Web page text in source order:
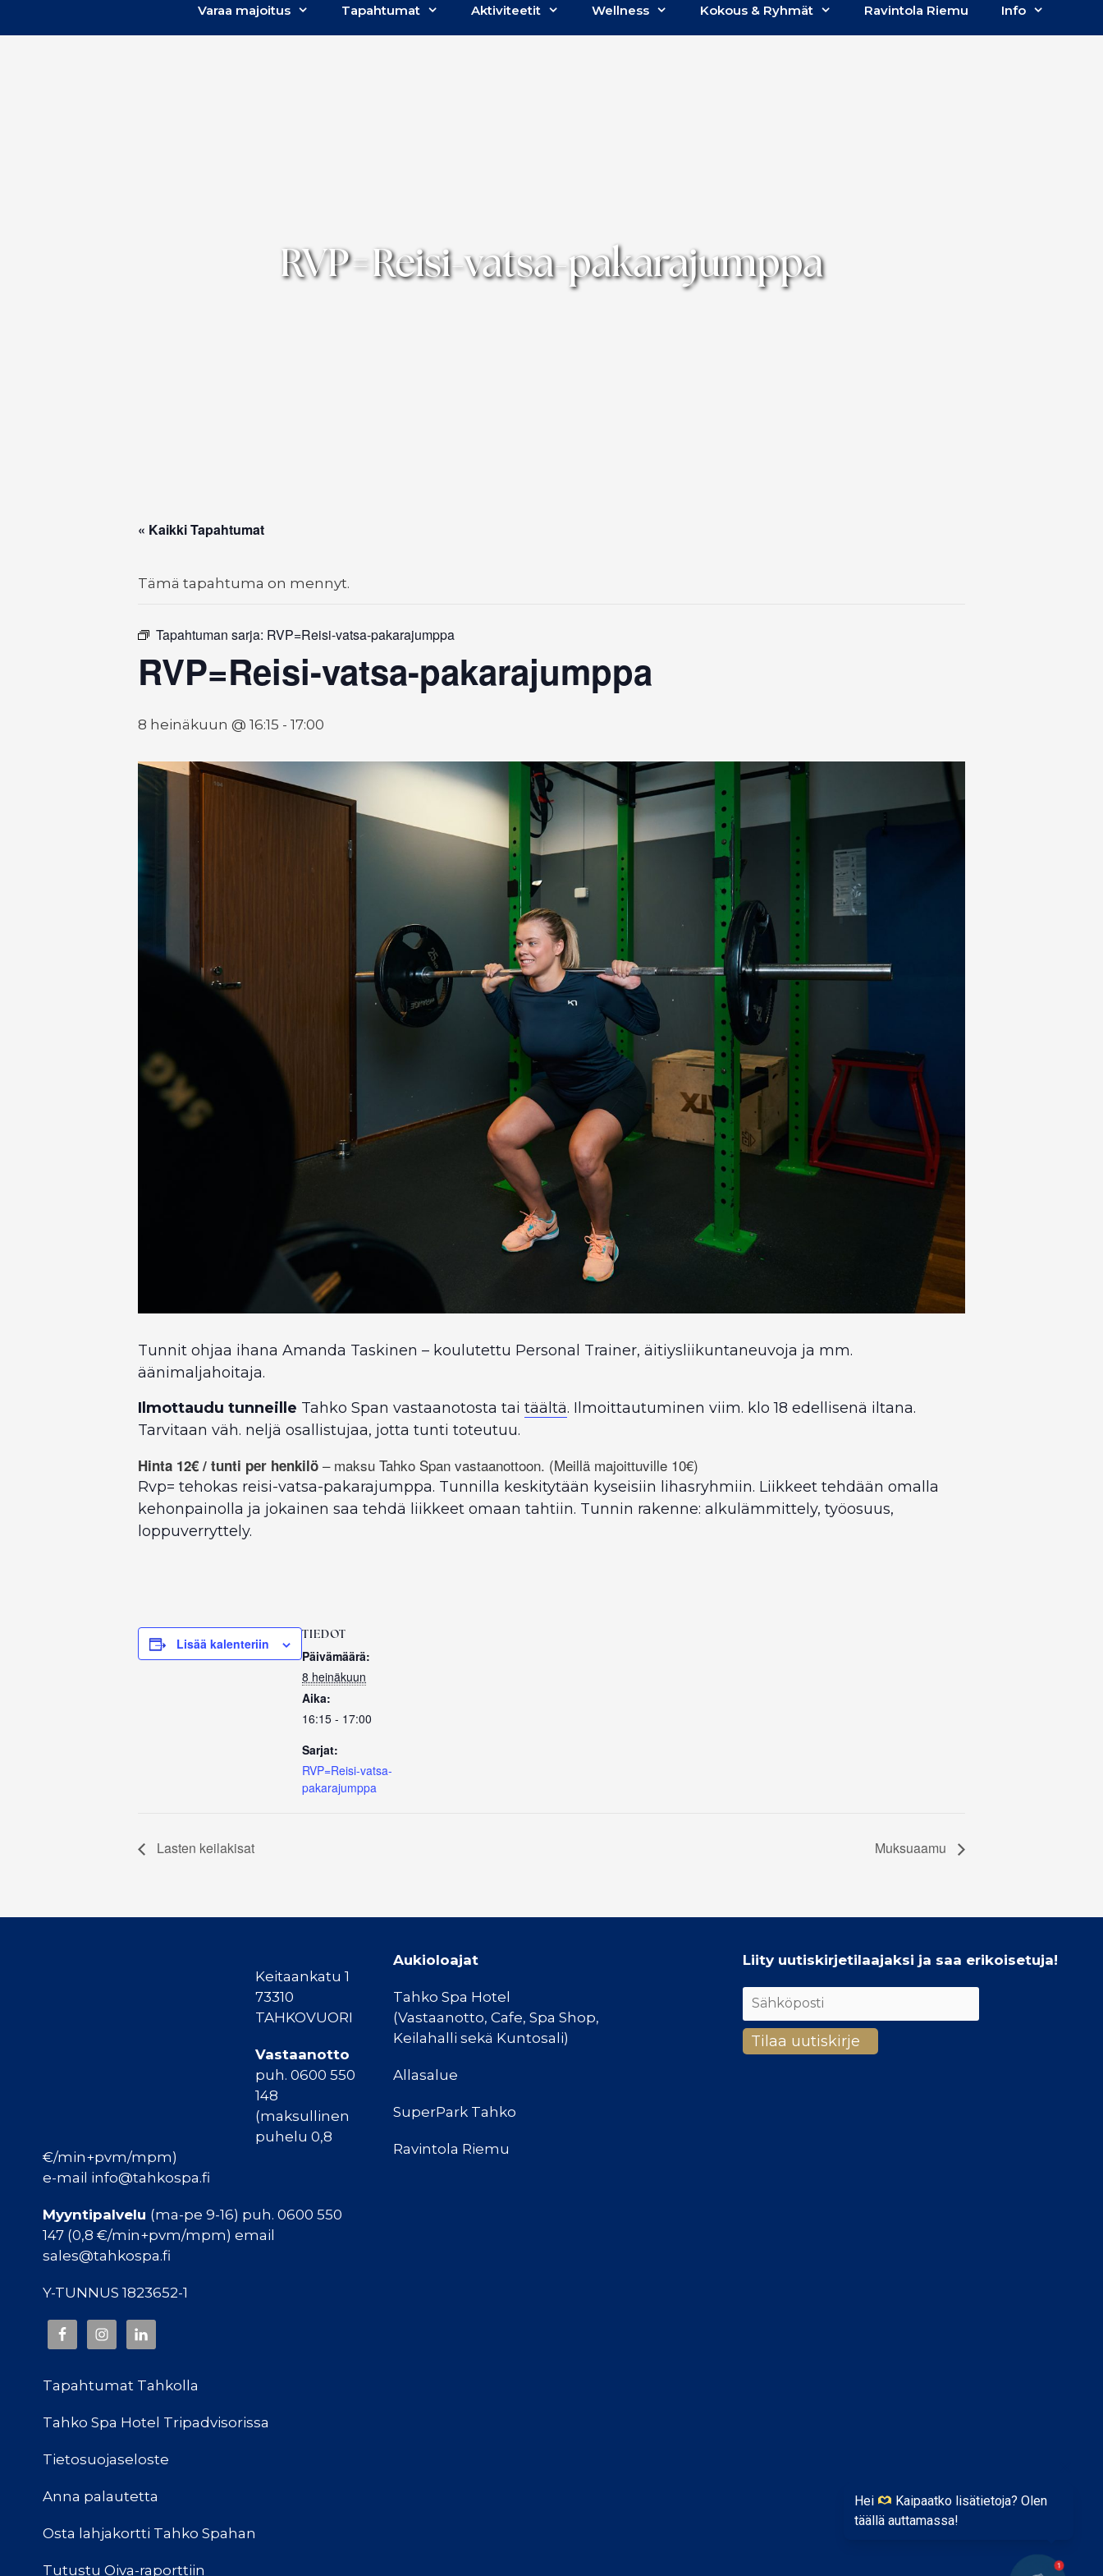
Hei
Kaipaatko lisätietoja? Olen
täällä auttamassa!
Varaa majoitus Tapahtumat Aktiviteetit Wellness Kokous & Ryhmät Ravintola Riemu Info
RVP=Reisi-vatsa-pakarajumppa
« Kaikki Tapahtumat
Tämä tapahtuma on mennyt.
Tapahtuman sarja: RVP=Reisi-vatsa-pakarajumppa
RVP=Reisi-vatsa-pakarajumppa
8 heinäkuun @ 16:15 - 17:00
Tunnit ohjaa ihana Amanda Taskinen – koulutettu Personal Trainer, äitiysliikuntaneuvoja ja mm.
äänimaljahoitaja.
Ilmottaudu tunneille Tahko Span vastaanotosta tai täältä. Ilmoittautuminen viim. klo 18 edellisenä iltana.
Tarvitaan väh. neljä osallistujaa, jotta tunti toteutuu.
Hinta 12€ / tunti per henkilö – maksu Tahko Span vastaanottoon. (Meillä majoittuville 10€)
Rvp= tehokas reisi-vatsa-pakarajumppa. Tunnilla keskitytään kyseisiin lihasryhmiin. Liikkeet tehdään omalla
kehonpainolla ja jokainen saa tehdä liikkeet omaan tahtiin. Tunnin rakenne: alkulämmittely, työosuus,
loppuverryttely.
Lisää kalenteriin
TIEDOT
Päivämäärä:
8 heinäkuun
Aika:
16:15 - 17:00
Sarjat:
RVP=Reisi-vatsa-
pakarajumppa
Lasten keilakisat Muksuaamu
Keitaankatu 1
73310
TAHKOVUORI
Vastaanotto
puh. 0600 550
148
(maksullinen
puhelu 0,8
€/min+pvm/mpm)
e-mail info@tahkospa.fi
Myyntipalvelu (ma-pe 9-16) puh. 0600 550
147 (0,8 €/min+pvm/mpm) email
sales@tahkospa.fi
Y-TUNNUS 1823652-1
Tapahtumat Tahkolla
Tahko Spa Hotel Tripadvisorissa
Tietosuojaseloste
Anna palautetta
Osta lahjakortti Tahko Spahan
Tutustu Oiva-raporttiin
Aukioloajat
Tahko Spa Hotel
(Vastaanotto, Cafe, Spa Shop,
Keilahalli sekä Kuntosali)
Allasalue
SuperPark Tahko
Ravintola Riemu
Liity uutiskirjetilaajaksi ja saa erikoisetuja!